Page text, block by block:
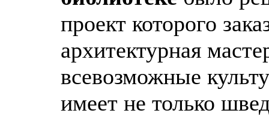
проект которого
архитектурная
всевозможные
имеет не только